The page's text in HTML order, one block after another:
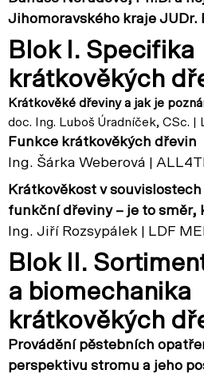
Jihomoravského kraje JUDr.
Blok I. Specifika
krátkověkých
Krátkověké dřeviny a jak je
doc. Ing. Luboš Úradníček, CSc.
Funkce krátkověkých dřevin
Ing. Šárka Weberová |
Krátkověkost v
funkční dřeviny – je to směr,
Ing. Jiří Rozsypálek | LDF
Blok II.
a biomechanika
krátkověkých
Provádění pěstebních
perspektivu stromu a jeho